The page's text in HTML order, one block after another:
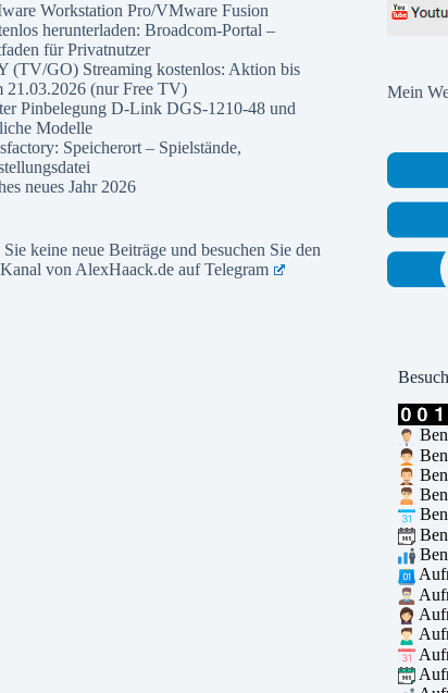
Workstation Pro/VMware Fusion
herunterladen: Broadcom-Portal –
für Privatnutzer
(TV/GO) Streaming kostenlos: Aktion bis
21.03.2026 (nur Free TV)
Pinbelegung D-Link DGS-1210-48 und
Modelle
Speicherort – Spielstände,
neues Jahr 2026
Sie keine neue Beiträge und besuchen Sie den
von AlexHaack.de aufTelegram
Mein